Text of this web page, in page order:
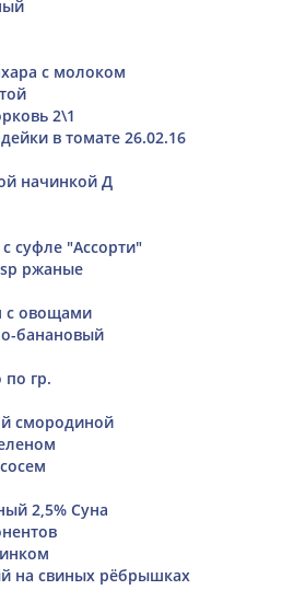
с молоком
2\1
в томате 26.02.16
начинкой Д
суфле "Ассорти"
ржаные
с овощами
банановый
гр.
смородиной
2,5% Суна
на свиных рёбрышках